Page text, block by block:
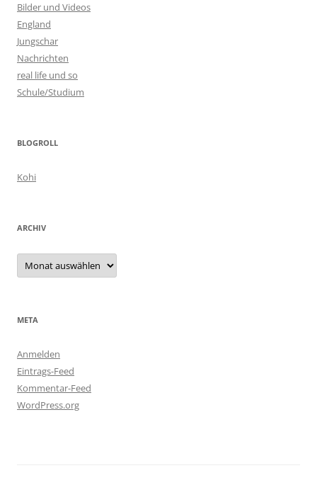
Bilder und Videos
England
Jungschar
Nachrichten
real life und so
Schule/Studium
BLOGROLL
Kohi
ARCHIV
Archiv
META
Anmelden
Eintrags-Feed
Kommentar-Feed
WordPress.org